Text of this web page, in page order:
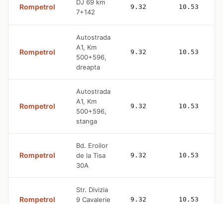
Rompetrol
DJ 69 km
7+142
9.32 10.53
Rompetrol
Autostrada
A1, Km
500+596,
dreapta
9.32 10.53
Rompetrol
Autostrada
A1, Km
500+596,
stanga
9.32 10.53
Rompetrol
Bd. Eroilor
de la Tisa
30A
9.32 10.53
Rompetrol
Str. Divizia
9 Cavalerie
9.32 10.53